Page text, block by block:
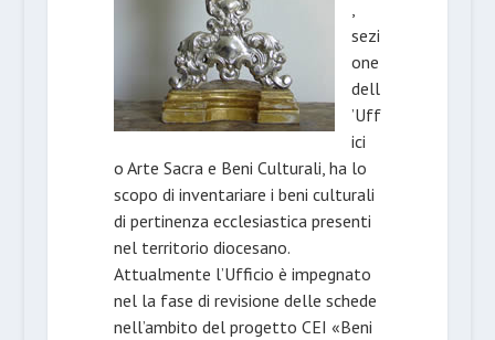
,
sezi
one
dell
’Uff
ici
o Arte Sacra e Beni Culturali, ha lo
scopo di inventariare i beni culturali
di pertinenza ecclesiastica presenti
nel territorio diocesano.
Attualmente l’Ufficio è impegnato
nel la fase di revisione delle schede
nell’ambito del progetto CEI «Beni